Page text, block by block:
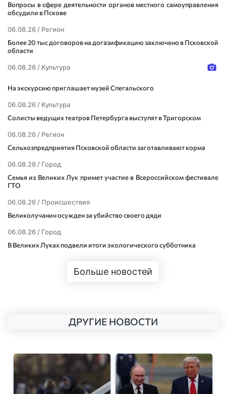
Вопросы в сфере деятельности органов местного самоуправления
обсудили в Пскове
06.08.26 / Регион
Более 20 тыс договоров на догазификацию заключено в Псковской
области
06.08.26 / Культура
На экскурсию приглашает музей Спегальского
06.08.26 / Культура
Солисты ведущих театров Петербурга выступят в Тригорском
06.08.26 / Регион
Сельхозпредприятия Псковской области заготавливают корма
06.08.26 / Город
Семья из Великих Лук примет участие в Всероссийском фестивале
ГТО
06.08.26 / Происшествия
Великолучанин осужден за убийство своего дяди
06.08.26 / Город
В Великих Луках подвели итоги экологического субботника
Больше новостей
ДРУГИЕ НОВОСТИ